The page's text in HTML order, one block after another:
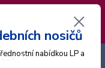
Datum
na pátek
CZK
nosičů
nabídkou LP a